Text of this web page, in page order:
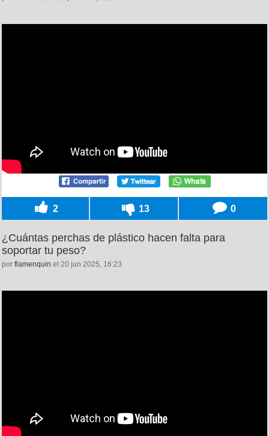
2 13 0
¿Cuántas perchas de plástico hacen falta para
soportar tu peso?
por flamenquin el 20 jun 2025, 16:23